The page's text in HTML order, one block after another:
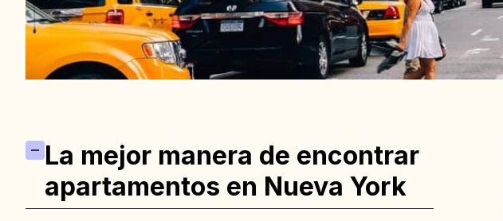
La mejor manera de encontrar
apartamentos en Nueva York